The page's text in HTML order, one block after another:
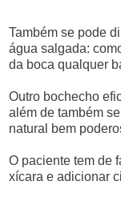
Também se pode
água salgada:
da boca qualquer
Outro bochecho
além de também
natural bem
O paciente tem de
xícara e adicionar